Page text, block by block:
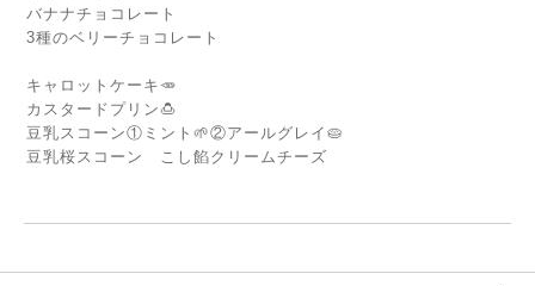
バナナチョコレート
3種のベリーチョコレート
キャロットケーキ🥕
カスタードプリン🍮
豆乳スコーン①ミント🌱②アールグレイ🥧
豆乳桜スコーン こし餡クリームチーズ